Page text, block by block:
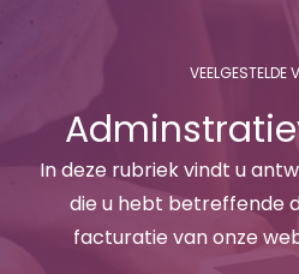
Uptime
money
VEELGESTELDE
In deze rubriek vindt u
die u hebt betreffende
facturatie van onze